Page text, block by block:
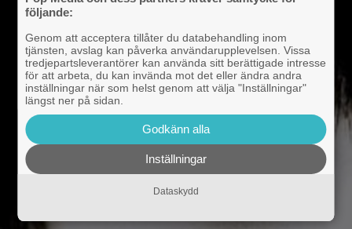
följande:
Genom att acceptera tillåter du databehandling inom
tjänsten, avslag kan påverka användarupplevelsen. Vissa
tredjepartsleverantörer kan använda sitt berättigade intresse
för att arbeta, du kan invända mot det eller ändra andra
inställningar när som helst genom att välja "Inställningar"
längst ner på sidan.
Godkänn alla
Inställningar
Dataskydd